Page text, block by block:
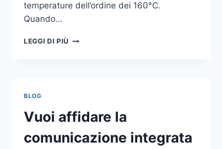
temperature dell’ordine dei 160°C.
Quando…
LEGGI DI PIÙ COME
BLOG
Vuoi affidare la
comunicazione integrata